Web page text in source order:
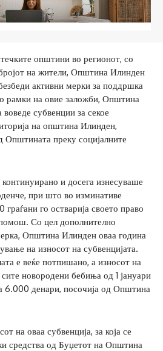
општини во регионот, со
на жители, Општина Илинден
активни мерки за поддршка
рамки на овие заложби, Општина
субвенции за секое
на општина Илинден,
Општината преку социјалните
континуирано и досега изнесуваше
при што во изминативе
го остварија своето право
Со цел дополнително
Општина Илинден оваа година
на износот на субвенцијата.
е веќе потпишано, а износот на
новородени бебиња од 1 јануари
6.000 денари, посочија од Општина
на оваа субвенција, за која се
средства од Буџетот на Општина